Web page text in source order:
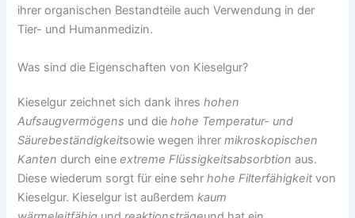
ihrer organischen Bestandteile auch Verwendung in der
Tier- und Humanmedizin.
Was sind die Eigenschaften von Kieselgur?
Kieselgur zeichnet sich dank ihreshohen
Aufsaugvermögens und diehohe Temperatur- und
Säurebeständigkeitsowie wegen ihrermikroskopischen
Kanten durch eineextreme Flüssigkeitsabsorbtion aus.
Diese wiederum sorgt für eine sehrhohe Filterfähigkeit von
Kieselgur. Kieselgur ist außerdemkaum